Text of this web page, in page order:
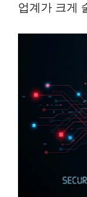
업계가 크게